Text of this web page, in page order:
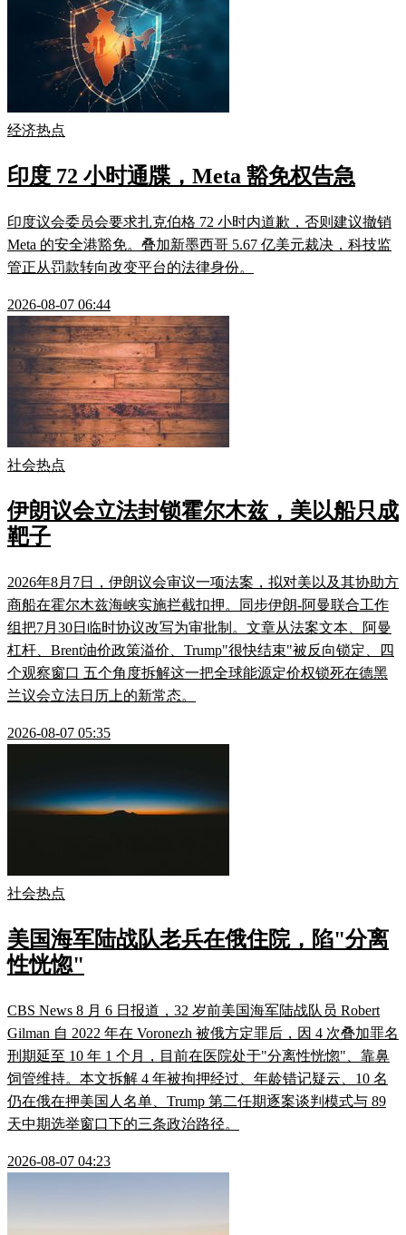
经济热点
印度 72 小时通牒，Meta 豁免权告急
印度议会委员会要求扎克伯格 72 小时内道歉，否则建议撤销
Meta 的安全港豁免。叠加新墨西哥 5.67 亿美元裁决，科技监
管正从罚款转向改变平台的法律身份。
2026-08-07 06:44
社会热点
伊朗议会立法封锁霍尔木兹，美以船只成
靶子
2026年8月7日，伊朗议会审议一项法案，拟对美以及其协助方
商船在霍尔木兹海峡实施拦截扣押。同步伊朗-阿曼联合工作
组把7月30日临时协议改写为审批制。文章从法案文本、阿曼
杠杆、Brent油价政策溢价、Trump"很快结束"被反向锁定、四
个观察窗口 五个角度拆解这一把全球能源定价权锁死在德黑
兰议会立法日历上的新常态。
2026-08-07 05:35
社会热点
美国海军陆战队老兵在俄住院，陷"分离
性恍惚"
CBS News 8 月 6 日报道，32 岁前美国海军陆战队员 Robert
Gilman 自 2022 年在 Voronezh 被俄方定罪后，因 4 次叠加罪名
刑期延至 10 年 1 个月，目前在医院处于"分离性恍惚"、靠鼻
饲管维持。本文拆解 4 年被拘押经过、年龄错记疑云、10 名
仍在俄在押美国人名单、Trump 第二任期逐案谈判模式与 89
天中期选举窗口下的三条政治路径。
2026-08-07 04:23